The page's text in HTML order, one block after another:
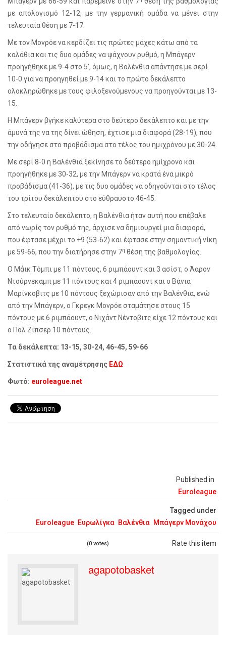
Published in
Euroleague
Tagged under
Euroleague Ευρωλίγκα Βαλένθια Μπάγερν Μονάχου
Rate this item
(0 votes)
με απολογισμό 12-12, με την γερμανική ομάδα να μένει στην
τελευταία θέση με 7-17.
Με τον Μονρόε να κερδίζει τις πρώτες μάχες κάτω από τα
καλάθια και τις δυο ομάδες να ψάχνουν ρυθμό, η Μπάγερν
προηγήθηκε με 9-4 στο 5’, όμως, η Βαλένθια απάντησε με σερί
10-0 για να προηγηθεί με 9-14 και το πρώτο δεκάλεπτο
ολοκληρώθηκε με τους φιλοξενούμενους να προηγούνται με 13-
15.
Η Μπάγερν βγήκε καλύτερα στο δεύτερο δεκάλεπτο και με την
άμυνά της να της δίνει ώθηση, έχτισε μια διαφορά (28-19), που
την οδήγησε στο προβάδισμα στο τέλος του ημιχρόνου με 30-24.
Με σερί 8-0 η Βαλένθια ξεκίνησε το δεύτερο ημίχρονο και
προηγήθηκε με 30-32, με την Μπάγερν να κρατά ένα μικρό
προβάδισμα (41-36), με τις δυο ομάδες να οδηγούνται στο τέλος
του τρίτου δεκάλεπτου στο εύθραυστο 46-45.
Στο τελευταίο δεκάλεπτο, η Βαλένθια ήταν αυτή που επέβαλε
από νωρίς τον ρυθμό της, άρχισε να δημιουργεί μια διαφορά,
που έφτασε μέχρι το +9 (53-62) και έφτασε στην σημαντική νίκη
με 59-66, που την διατήρησε στην 7η θέση της βαθμολογίας.
Ο Μάικ Τόμπι με 11 πόντους, 6 ριμπάουντ και 3 ασίστ, ο Άαρον
Ντούρνεκαμπ με 11 πόντους και 4 ριμπάουντ και ο Βάνια
Μαρίνκοβιτς με 10 πόντους ξεχώρισαν από την Βαλένθια, ενώ
από την Μπάγερν, ο Γκρεγκ Μονρόε σταμάτησε στους 15
πόντους με 6 ριμπάουντ, ο Νιχάντ Νέντοβιτς είχε 12 πόντους και
ο Πολ Ζίπσερ 10 πόντους.
Τα δεκάλεπτα: 13-15, 30-24, 46-45, 59-66
Στατιστικά της αναμέτρησης ΕΔΩ
Φωτό: euroleague.net
agapotobasket